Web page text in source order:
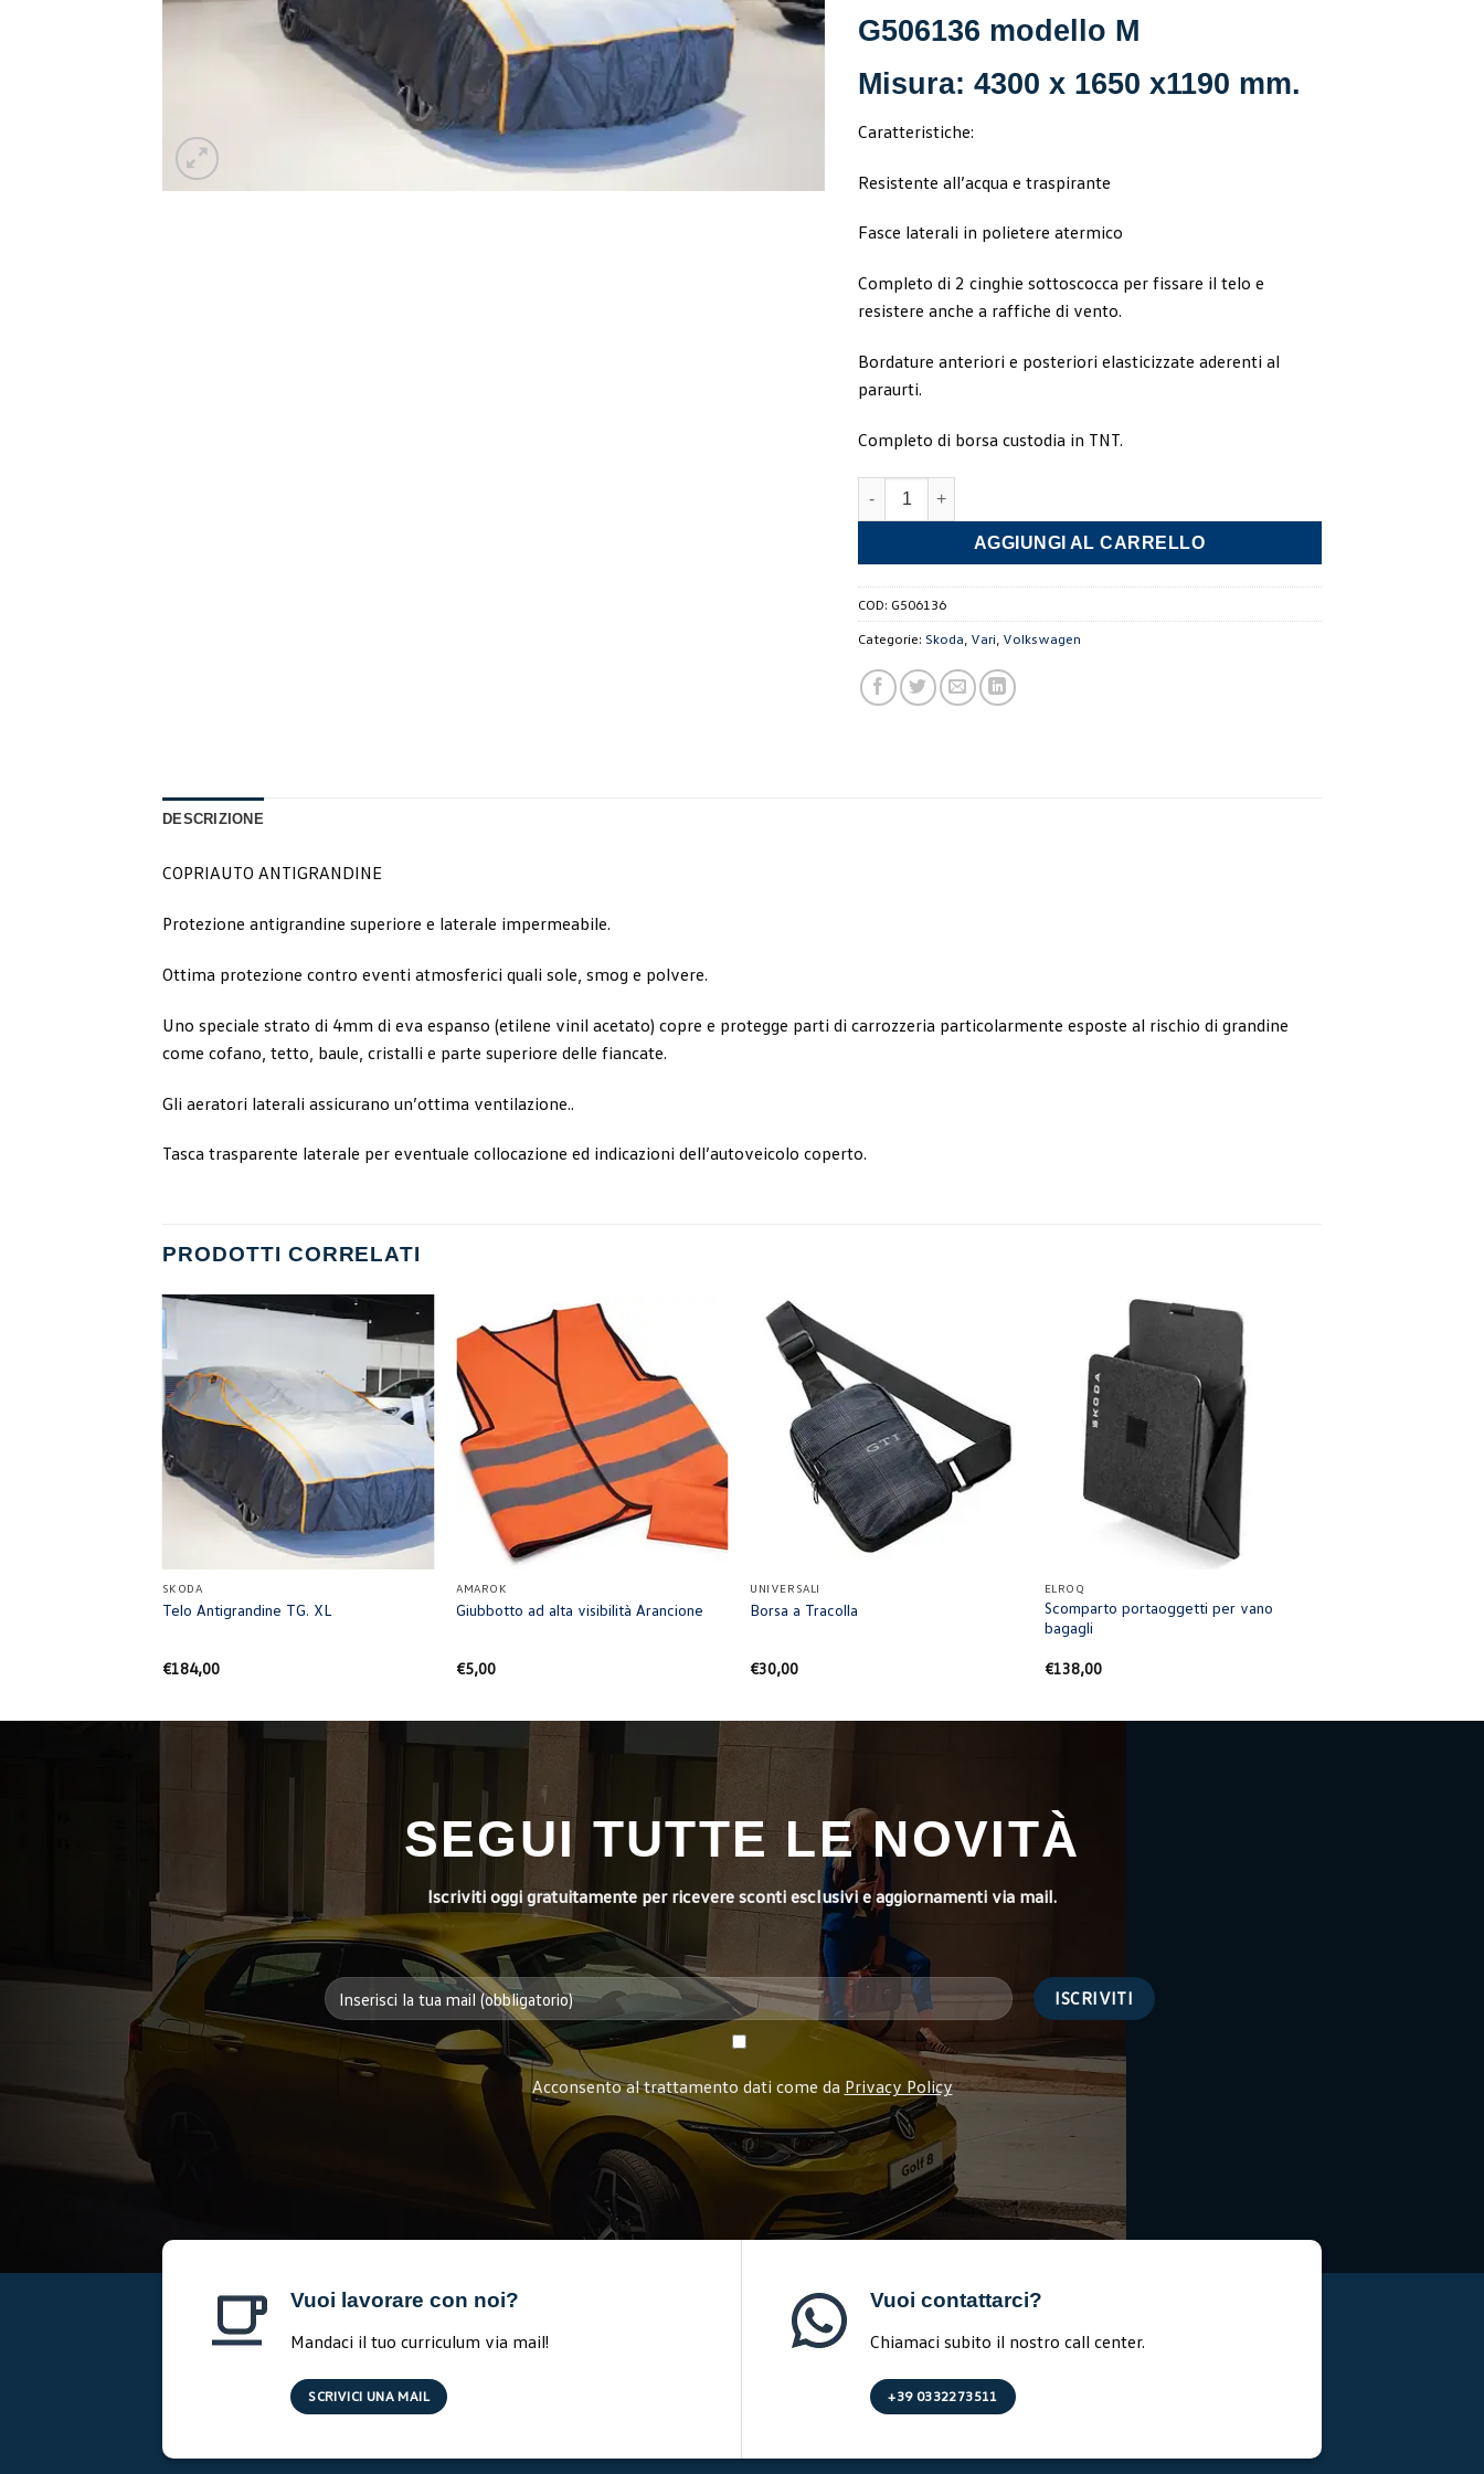
G506136 modello M
Misura: 4300 x 1650 x1190 mm.
Caratteristiche:
Resistente all’acqua e traspirante
Fasce laterali in polietere atermico
Completo di 2 cinghie sottoscocca per fissare il telo e
resistere anche a raffiche di vento.
Bordature anteriori e posteriori elasticizzate aderenti al
paraurti.
Completo di borsa custodia in TNT.
Telo Antigrandine TG. M quantità
AGGIUNGI AL CARRELLO
COD: G506136
Categorie: Skoda, Vari, Volkswagen
DESCRIZIONE
COPRIAUTO ANTIGRANDINE
Protezione antigrandine superiore e laterale impermeabile.
Ottima protezione contro eventi atmosferici quali sole, smog e polvere.
Uno speciale strato di 4mm di eva espanso (etilene vinil acetato) copre e protegge parti di carrozzeria particolarmente esposte al rischio di grandine
come cofano, tetto, baule, cristalli e parte superiore delle fiancate.
Gli aeratori laterali assicurano un’ottima ventilazione..
Tasca trasparente laterale per eventuale collocazione ed indicazioni dell’autoveicolo coperto.
PRODOTTI CORRELATI
SKODA
Telo Antigrandine TG. XL
€184,00
AMAROK
Giubbotto ad alta visibilità Arancione
€5,00
UNIVERSALI
Borsa a Tracolla
€30,00
ELROQ
Scomparto portaoggetti per vano
bagagli
€138,00
SEGUI TUTTE LE NOVITÀ
Iscriviti oggi gratuitamente per ricevere sconti esclusivi e aggiornamenti via mail.
Acconsento al trattamento dati come da Privacy Policy
Vuoi lavorare con noi?
Mandaci il tuo curriculum via mail!
SCRIVICI UNA MAIL
Vuoi contattarci?
Chiamaci subito il nostro call center.
+39 0332273511